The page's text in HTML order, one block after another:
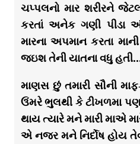
ચપ્પલનો માર શરીરને
કરતાં અનેક ગણી પીડા
મારના અપમાન કરતા
જઇશ તેની યાતના વધુ
માણસ છું તમારી સૌની
ઉંમરે ભુલથી કે ટીખળમા પણ
થાય ત્યારે મને મારી માએ
એ નજર મને નિર્દોષ હોય